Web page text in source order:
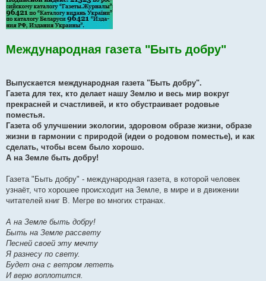
Международная газета "Быть добру"
Выпускается международная газета "Быть добру".
Газета для тех, кто делает нашу Землю и весь мир вокруг
прекрасней и счастливей, и кто обустраивает родовые
поместья.
Газета об улучшении экологии, здоровом образе жизни, образе
жизни в гармонии с природой (идеи о родовом поместье), и как
сделать, чтобы всем было хорошо.
А на Земле быть добру!
Газета "Быть добру" - международная газета, в которой человек
узнаёт, что хорошее происходит на Земле, в мире и в движении
читателей книг В. Мегре во многих странах.
А на Земле быть добру!
Быть на Земле рассвету
Песней своей эту мечту
Я разнесу по свету.
Будет она с ветром лететь
И верю воплотится.